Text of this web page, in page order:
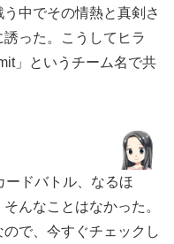
中でその情熱と真剣さ
った。こうしてヒラ
」というチーム名で共
ードバトル、なるほ
んなことはなかった。
で、今すぐチェックし